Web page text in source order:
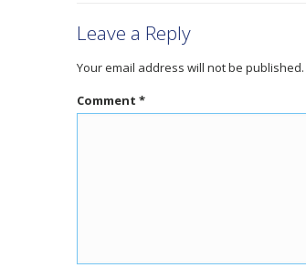
Leave a Reply
Your email address will not be published.
Comment *